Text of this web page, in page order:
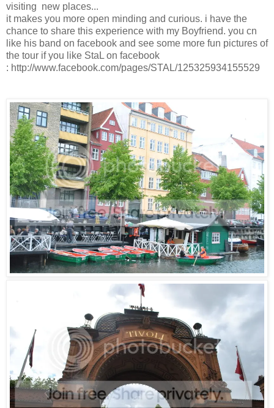
visiting new places...
it makes you more open minding and curious. i have the
chance to share this experience with my Boyfriend. you cn
like his band on facebook and see some more fun pictures of
the tour if you like StaL on facebook
: http://www.facebook.com/pages/STAL/125325934155529